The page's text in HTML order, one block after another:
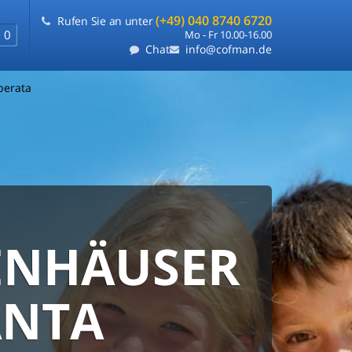
0
Rufen Sie an unter(+49) 040 8740 6720
Mo - Fr 10.00-16.00
Chat info@cofman.de
auf einer Seite
UND